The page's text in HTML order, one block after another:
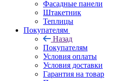
Фасадные панели
Штакетник
Теплицы
Покупателям
Назад
Покупателям
Условия оплаты
Условия доставки
Гарантия на товар